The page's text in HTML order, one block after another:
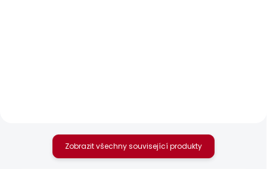
Zobrazit všechny související produkty